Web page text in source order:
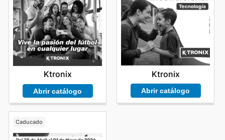
Ktronix
Abrir catálogo
Ktronix
Abrir catálogo
Caducado